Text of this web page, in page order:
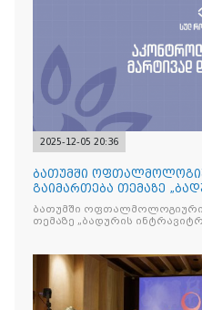
2025-12-05 20:36
ბათუმში
გაიმართება თემაზე
მკურნალობის ოპტიმიზაცი
ბათუმში ოფთალმოლოგიური
თემაზე „ბადურის